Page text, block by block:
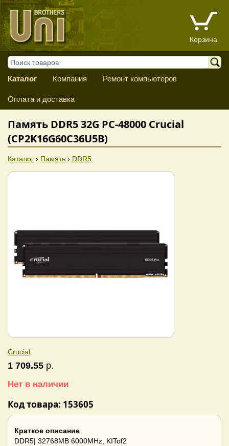
Корзина
Каталог Компания Ремонт компьютеров
Оплата и доставка
Память DDR5 32G PC-48000 Crucial
(CP2K16G60C36U5B)
Каталог › Память › DDR5
Crucial
1 709.55 р.
Нет в наличии
Код товара: 153605
Краткое описание
DDR5| 32768MB 6000MHz, KITof2